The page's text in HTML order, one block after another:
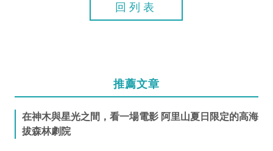
回列表
推薦文章
在神木與星光之間，看一場電影 阿里山夏日限定的高海
拔森林劇院